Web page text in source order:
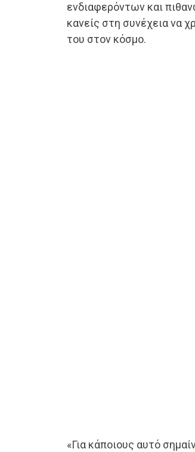
ενδιαφερόντων και
κανείς στη συνέχεια να
του στον κόσμο.
«Για κάποιους αυτό